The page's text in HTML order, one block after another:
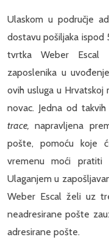
Ulaskom u područje
dostavu pošiljaka ispod
tvrtka Weber Escal
zaposlenika u
ovih usluga u
novac. Jedna od
trace, napravljena
pošte, pomoću koje
vremenu moći pratiti
Ulaganjem u
Weber Escal želi uz
neadresirane pošte
adresirane pošte.